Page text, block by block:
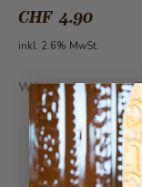
CHF 4.90
inkl. 2.6% MwSt.
Wird an folgenden